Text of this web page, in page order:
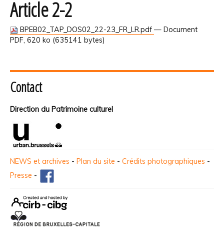
Article 2-2
BPEB02_TAP_DOS02_22-23_FR_LR.pdf — Document
PDF, 620 ko (635141 bytes)
Contact
Direction du Patrimoine culturel
NEWS et archives - Plan du site - Crédits photographiques -
Presse -